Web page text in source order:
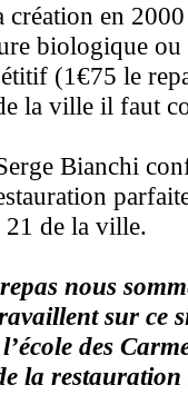
création en
biologique
(1€75 le
la ville il faut
Bianchi
21 de la ville.
nous
sur ce
des
la restauration